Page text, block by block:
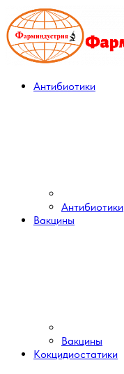
Антибиотики
Антибиотики
Вакцины
Вакцины
Кокцидиостатики